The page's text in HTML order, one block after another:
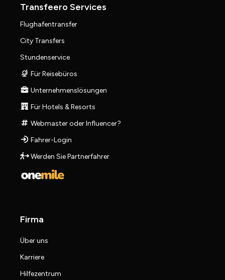
Transfeero Services
Flughafentransfer
City Transfers
Stundenservice
Für Reisebüros
Unternehmenslösungen
Für Hotels & Resorts
Webmaster oder Influencer?
Fahrer-Login
Werden Sie Partnerfahrer
Firma
Über uns
Karriere
Hilfezentrum